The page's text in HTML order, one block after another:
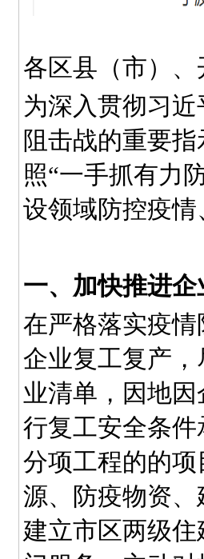
各区县（市）
为深入贯彻习
阻击战的重要
照“一手抓有力
设领域防控疫
一、加快推进企
在严格落实疫
企业复工复产
业清单，因地
行复工安全条
分项工程的的
源、防疫物资
建立市区两级